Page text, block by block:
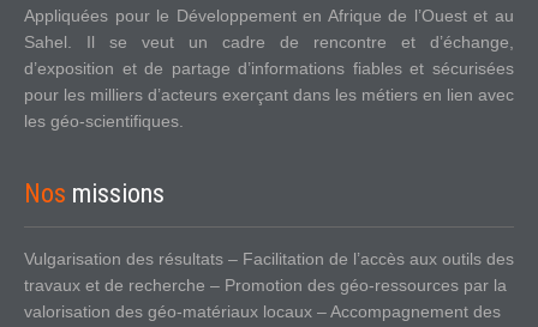
Appliquées pour le Développement en Afrique de l’Ouest et au
Sahel. Il se veut un cadre de rencontre et d’échange,
d’exposition et de partage d’informations fiables et sécurisées
pour les milliers d’acteurs exerçant dans les métiers en lien avec
les géo-scientifiques.
Nos missions
Vulgarisation des résultats – Facilitation de l’accès aux outils des
travaux et de recherche – Promotion des géo-ressources par la
valorisation des géo-matériaux locaux – Accompagnement des